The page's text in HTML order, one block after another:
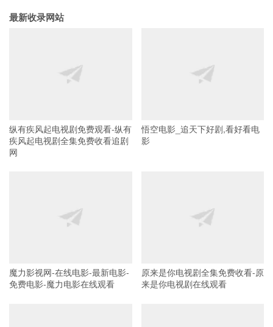
最新收录网站
纵有疾风起电视剧免费观看-纵有
疾风起电视剧全集免费收看追剧
网
悟空电影_追天下好剧,看好看电
影
魔力影视网-在线电影-最新电影-
免费电影-魔力电影在线观看
原来是你电视剧全集免费收看-原
来是你电视剧在线观看